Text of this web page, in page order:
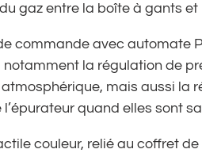
gaz entre la boîte à gants et
commande avec automate
notamment la régulation de
atmosphérique, mais aussi la
quand elles sont
couleur, relié au coffret